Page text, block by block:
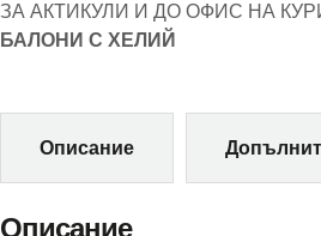
ЗА АКТИКУЛИ И ДО ОФИС НА
БАЛОНИ С ХЕЛИЙ
Описание
Описание